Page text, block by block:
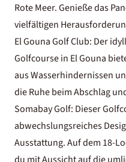
Rote Meer. Genieße das
vielfältigen
El Gouna Golf Club: Der
Golfcourse in El Gouna
aus Wasserhindernissen
die Ruhe beim Abschlag
Somabay Golf: Dieser
abwechslungsreiches
Ausstattung. Auf dem 18-
du mit Aussicht auf die